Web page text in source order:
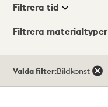
Visningsläge
Filtrera tid
Filtrera materialtyper
träffar
Valda filter:Bildkonst